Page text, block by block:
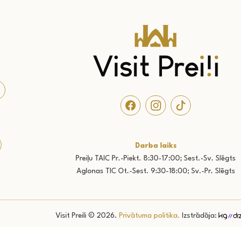
Darba laiks
Preiļu TAIC Pr.-Piekt. 8:30-17:00; Sest.-Sv. Slēgts
Aglonas TIC Ot.-Sest. 9:30-18:00; Sv.-Pr. Slēgts
Visit Preili © 2026. Privātuma politika. Izstrādāja: